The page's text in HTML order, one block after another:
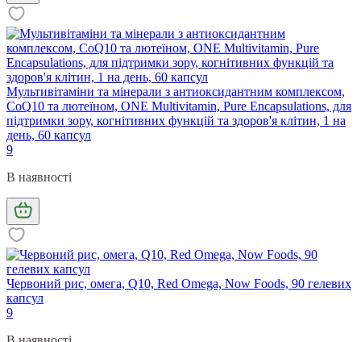
Мультивітаміни та мінерали з антиоксидантним комплексом,
CoQ10 та лютеїном, ONE Multivitamin, Pure Encapsulations, для
підтримки зору, когнітивних функцій та здоров'я клітин, 1 на
день, 60 капсул
9
В наявності
Червоний рис, омега, Q10, Red Omega, Now Foods, 90 гелевих
капсул
9